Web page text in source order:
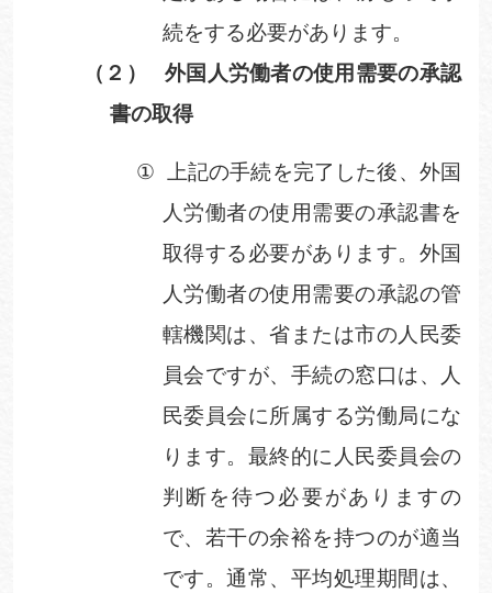
続をする必要があります。
（２）
外国人労働者の使用需要の承認
書の取得
① 上記の手続を完了した後、外国
人労働者の使用需要の承認書を
取得する必要があります。外国
人労働者の使用需要の承認の管
轄機関は、省または市の人民委
員会ですが、手続の窓口は、人
民委員会に所属する労働局にな
ります。最終的に人民委員会の
判断を待つ必要がありますの
で、若干の余裕を持つのが適当
です。通常、平均処理期間は、